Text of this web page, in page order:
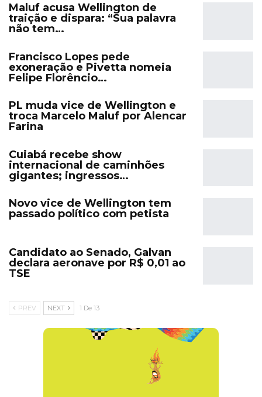
Maluf acusa Wellington de
traição e dispara: “Sua palavra
não tem…
Francisco Lopes pede
exoneração e Pivetta nomeia
Felipe Florêncio…
PL muda vice de Wellington e
troca Marcelo Maluf por Alencar
Farina
Cuiabá recebe show
internacional de caminhões
gigantes; ingressos…
Novo vice de Wellington tem
passado político com petista
Candidato ao Senado, Galvan
declara aeronave por R$ 0,01 ao
TSE
PREV NEXT 1 De 13